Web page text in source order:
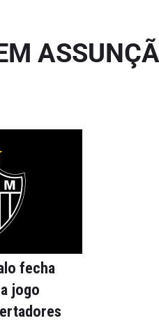
fecha
jogo